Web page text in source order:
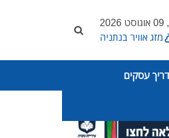
מזג אוויר בנתניה
עסקים